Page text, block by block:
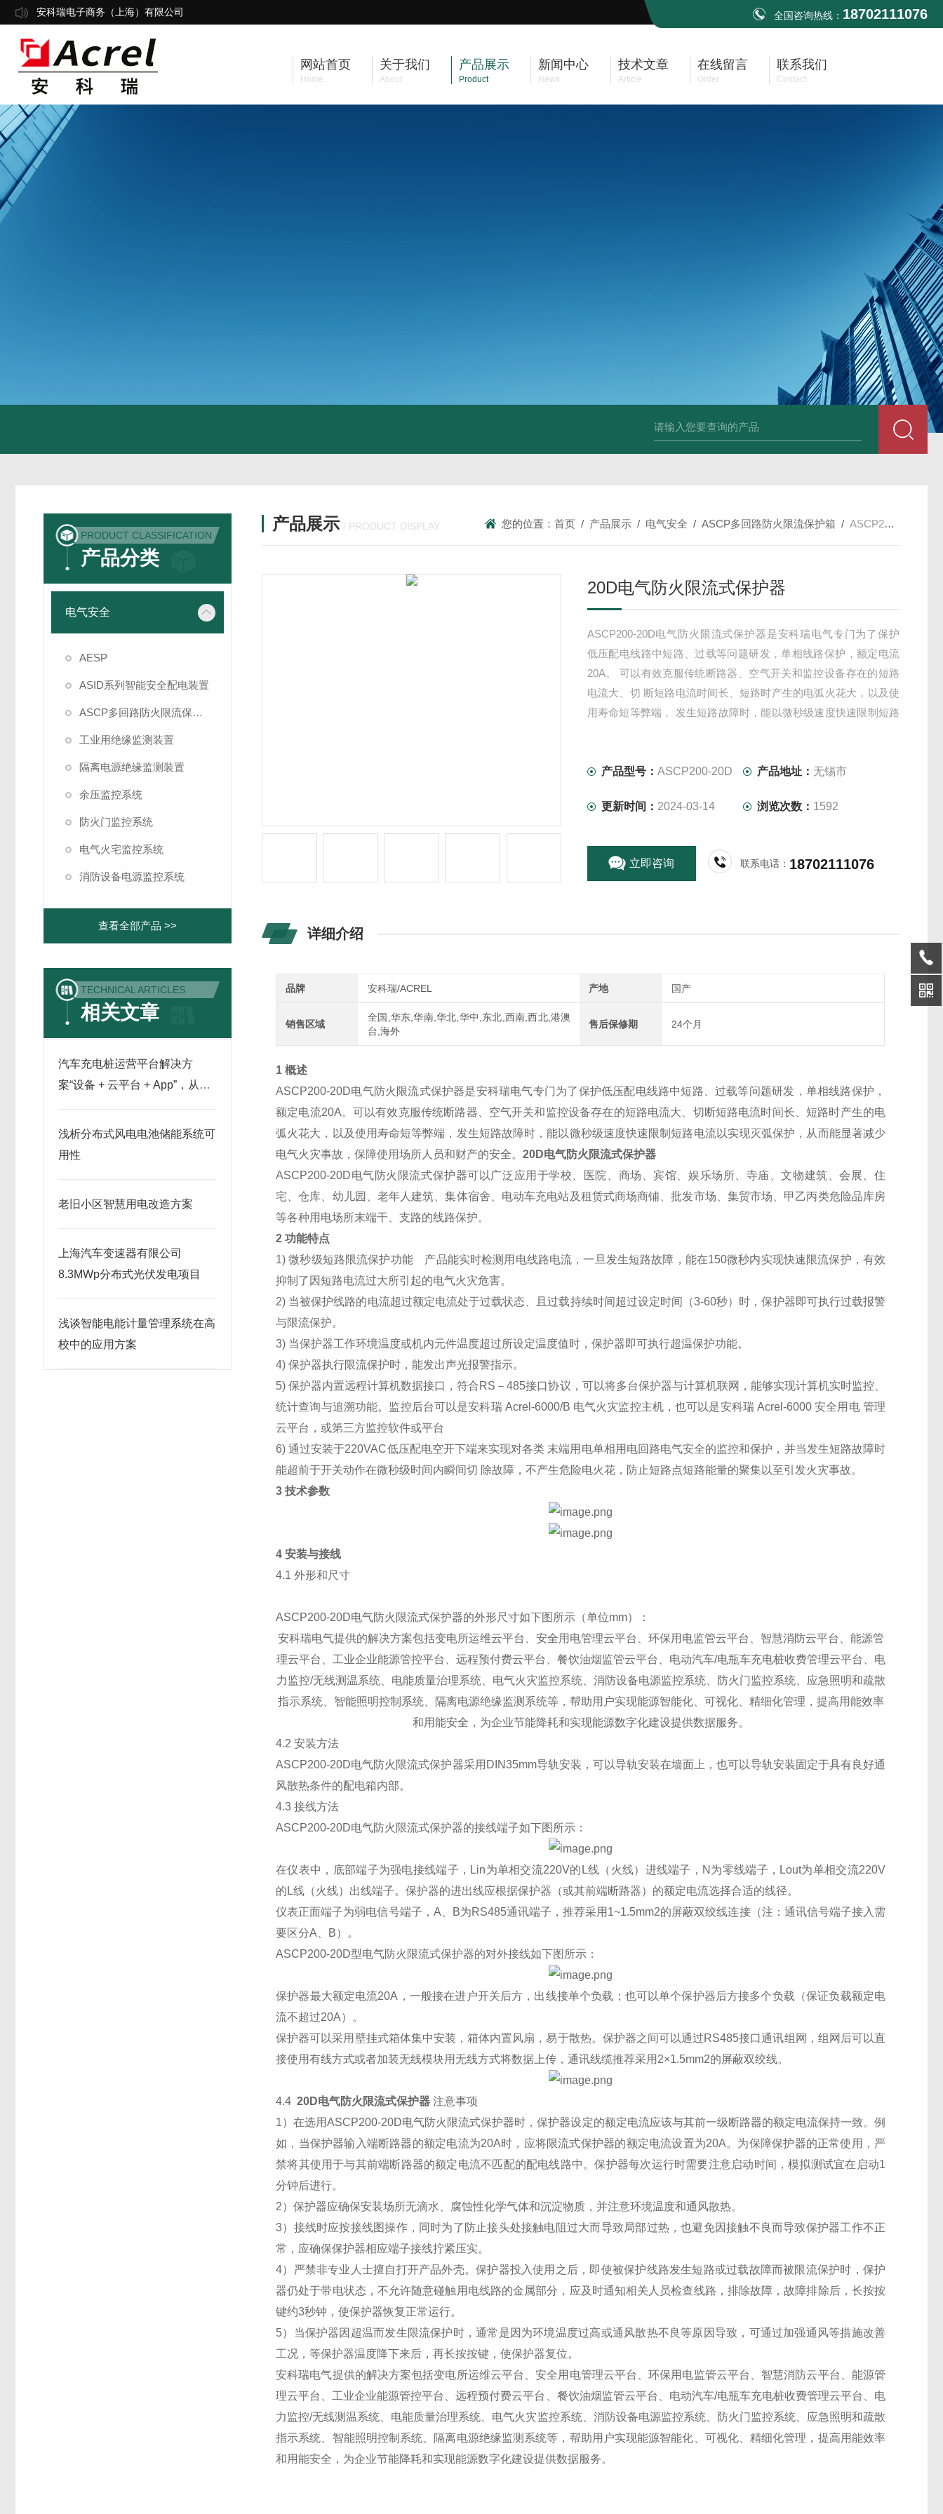
安科瑞电子商务（上海）有限公司 全国咨询热线： 18702111076
网站首页
Home
关于我们
About
产品展示
Product
新闻中心
News
技术文章
Article
在线留言
Order
联系我们
Contact
PRODUCT CLASSIFICATION
产品分类
电气安全
AESP
ASID系列智能安全配电装置
ASCP多回路防火限流保护箱
工业用绝缘监测装置
隔离电源绝缘监测装置
余压监控系统
防火门监控系统
电气火宅监控系统
消防设备电源监控系统
查看全部产品 >>
TECHNICAL ARTICLES
相关文章
汽车充电桩运营平台解决方
案“设备 + 云平台 + App”，从采
浅析分布式风电电池储能系统可
用性
老旧小区智慧用电改造方案
上海汽车变速器有限公司
8.3MWp分布式光伏发电项目
浅谈智能电能计量管理系统在高
校中的应用方案
产品展示 / PRODUCT DISPLAY 您的位置：首页 / 产品展示 / 电气安全 /ASCP多回路防火限流保护箱 /ASCP200-20D20D电气防火限流式保护器
20D电气防火限流式保护器
ASCP200-20D电气防火限流式保护器是安科瑞电气专门为了保护
低压配电线路中短路、过载等问题研发，单相线路保护，额定电流
20A。 可以有效克服传统断路器、空气开关和监控设备存在的短路
电流大、切 断短路电流时间长、短路时产生的电弧火花大，以及使
用寿命短等弊端， 发生短路故障时，能以微秒级速度快速限制短路
产品型号： ASCP200-20D 产品地址： 无锡市
更新时间： 2024-03-14 浏览次数： 1592
立即咨询 联系电话： 18702111076
详细介绍
品牌 安科瑞/ACREL 产地 国产
销售区域
全国,华东,华南,华北,华中,东北,西南,西北,港澳
台,海外
售后保修期 24个月
1 概述
ASCP200-20D电气防火限流式保护器是安科瑞电气专门为了保护低压配电线路中短路、过载等问题研发，单相线路保护，
额定电流20A。可以有效克服传统断路器、空气开关和监控设备存在的短路电流大、切断短路电流时间长、短路时产生的电
弧火花大，以及使用寿命短等弊端，发生短路故障时，能以微秒级速度快速限制短路电流以实现灭弧保护，从而能显著减少
电气火灾事故，保障使用场所人员和财产的安全。20D电气防火限流式保护器
ASCP200-20D电气防火限流式保护器可以广泛应用于学校、医院、商场、宾馆、娱乐场所、寺庙、文物建筑、会展、住
宅、仓库、幼儿园、老年人建筑、集体宿舍、电动车充电站及租赁式商场商铺、批发市场、集贸市场、甲乙丙类危险品库房
等各种用电场所末端干、支路的线路保护。
2 功能特点
1) 微秒级短路限流保护功能 产品能实时检测用电线路电流，一旦发生短路故障，能在150微秒内实现快速限流保护，有效
抑制了因短路电流过大所引起的电气火灾危害。
2) 当被保护线路的电流超过额定电流处于过载状态、且过载持续时间超过设定时间（3-60秒）时，保护器即可执行过载报警
与限流保护。
3) 当保护器工作环境温度或机内元件温度超过所设定温度值时，保护器即可执行超温保护功能。
4) 保护器执行限流保护时，能发出声光报警指示。
5) 保护器内置远程计算机数据接口，符合RS－485接口协议，可以将多台保护器与计算机联网，能够实现计算机实时监控、
统计查询与追溯功能。监控后台可以是安科瑞 Acrel-6000/B 电气火灾监控主机，也可以是安科瑞 Acrel-6000 安全用电 管理
云平台，或第三方监控软件或平台
6) 通过安装于220VAC低压配电空开下端来实现对各类 末端用电单相用电回路电气安全的监控和保护，并当发生短路故障时
能超前于开关动作在微秒级时间内瞬间切 除故障，不产生危险电火花，防止短路点短路能量的聚集以至引发火灾事故。
3 技术参数
4 安装与接线
4.1 外形和尺寸
ASCP200-20D电气防火限流式保护器的外形尺寸如下图所示（单位mm）：
安科瑞电气提供的解决方案包括变电所运维云平台、安全用电管理云平台、环保用电监管云平台、智慧消防云平台、能源管
理云平台、工业企业能源管控平台、远程预付费云平台、餐饮油烟监管云平台、电动汽车/电瓶车充电桩收费管理云平台、电
力监控/无线测温系统、电能质量治理系统、电气火灾监控系统、消防设备电源监控系统、防火门监控系统、应急照明和疏散
指示系统、智能照明控制系统、隔离电源绝缘监测系统等，帮助用户实现能源智能化、可视化、精细化管理，提高用能效率
和用能安全，为企业节能降耗和实现能源数字化建设提供数据服务。
4.2 安装方法
ASCP200-20D电气防火限流式保护器采用DIN35mm导轨安装，可以导轨安装在墙面上，也可以导轨安装固定于具有良好通
风散热条件的配电箱内部。
4.3 接线方法
ASCP200-20D电气防火限流式保护器的接线端子如下图所示：
在仪表中，底部端子为强电接线端子，Lin为单相交流220V的L线（火线）进线端子，N为零线端子，Lout为单相交流220V
的L线（火线）出线端子。保护器的进出线应根据保护器（或其前端断路器）的额定电流选择合适的线径。
仪表正面端子为弱电信号端子，A、B为RS485通讯端子，推荐采用1~1.5mm2的屏蔽双绞线连接（注：通讯信号端子接入需
要区分A、B）。
ASCP200-20D型电气防火限流式保护器的对外接线如下图所示：
保护器最大额定电流20A，一般接在进户开关后方，出线接单个负载；也可以单个保护器后方接多个负载（保证负载额定电
流不超过20A）。
保护器可以采用壁挂式箱体集中安装，箱体内置风扇，易于散热。保护器之间可以通过RS485接口通讯组网，组网后可以直
接使用有线方式或者加装无线模块用无线方式将数据上传，通讯线缆推荐采用2×1.5mm2的屏蔽双绞线。
4.420D电气防火限流式保护器 注意事项
1）在选用ASCP200-20D电气防火限流式保护器时，保护器设定的额定电流应该与其前一级断路器的额定电流保持一致。例
如，当保护器输入端断路器的额定电流为20A时，应将限流式保护器的额定电流设置为20A。为保障保护器的正常使用，严
禁将其使用于与其前端断路器的额定电流不匹配的配电线路中。保护器每次运行时需要注意启动时间，模拟测试宜在启动1
分钟后进行。
2）保护器应确保安装场所无滴水、腐蚀性化学气体和沉淀物质，并注意环境温度和通风散热。
3）接线时应按接线图操作，同时为了防止接头处接触电阻过大而导致局部过热，也避免因接触不良而导致保护器工作不正
常，应确保保护器相应端子接线拧紧压实。
4）严禁非专业人士擅自打开产品外壳。保护器投入使用之后，即使被保护线路发生短路或过载故障而被限流保护时，保护
器仍处于带电状态，不允许随意碰触用电线路的金属部分，应及时通知相关人员检查线路，排除故障，故障排除后，长按按
键约3秒钟，使保护器恢复正常运行。
5）当保护器因超温而发生限流保护时，通常是因为环境温度过高或通风散热不良等原因导致，可通过加强通风等措施改善
工况，等保护器温度降下来后，再长按按键，使保护器复位。
安科瑞电气提供的解决方案包括变电所运维云平台、安全用电管理云平台、环保用电监管云平台、智慧消防云平台、能源管
理云平台、工业企业能源管控平台、远程预付费云平台、餐饮油烟监管云平台、电动汽车/电瓶车充电桩收费管理云平台、电
力监控/无线测温系统、电能质量治理系统、电气火灾监控系统、消防设备电源监控系统、防火门监控系统、应急照明和疏散
指示系统、智能照明控制系统、隔离电源绝缘监测系统等，帮助用户实现能源智能化、可视化、精细化管理，提高用能效率
和用能安全，为企业节能降耗和实现能源数字化建设提供数据服务。